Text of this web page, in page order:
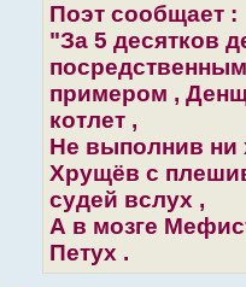
Поэт сообщает :
"За 5 десятков
примером ,
котлет ,
Не выполнив ни
Хрущёв с
судей вслух ,
А в мозге
Петух .